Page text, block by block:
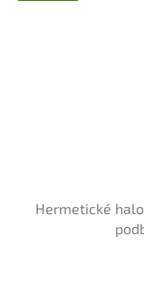
Hermetické